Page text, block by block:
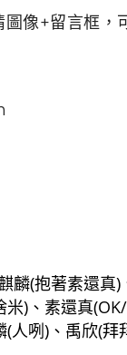
圖像+留言框，
麟(抱著素還真
米)、素還真
(人咧)、禹欣(拜